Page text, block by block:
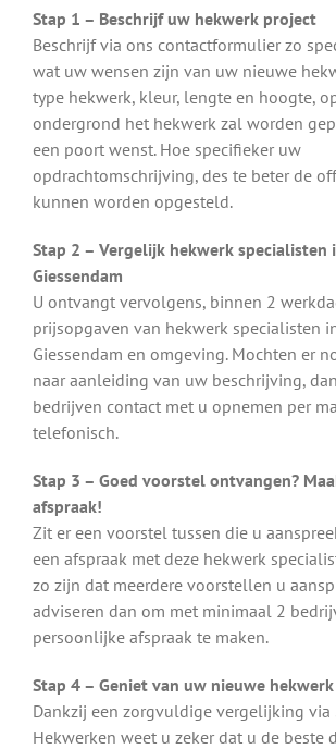
Stap 1 – Beschrijf uw hekwerk project
Beschrijf via ons contactformulier zo
wat uw wensen zijn van uw nieuwe
type hekwerk, kleur, lengte en hoogte,
ondergrond het hekwerk zal worden
een poort wenst. Hoe specifieker uw
opdrachtomschrijving, des te beter de
kunnen worden opgesteld.
Stap 2 – Vergelijk hekwerk specialisten
Giessendam
U ontvangt vervolgens, binnen 2
prijsopgaven van hekwerk specialisten
Giessendam en omgeving. Mochten er
naar aanleiding van uw beschrijving,
bedrijven contact met u opnemen per
telefonisch.
Stap 3 – Goed voorstel ontvangen?
afspraak!
Zit er een voorstel tussen die u
een afspraak met deze hekwerk
zo zijn dat meerdere voorstellen u
adviseren dan om met minimaal 2
persoonlijke afspraak te maken.
Stap 4 – Geniet van uw nieuwe hekwerk
Dankzij een zorgvuldige vergelijking via
Hekwerken weet u zeker dat u de beste